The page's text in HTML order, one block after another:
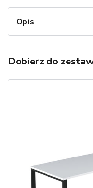
Opis
Dobierz do